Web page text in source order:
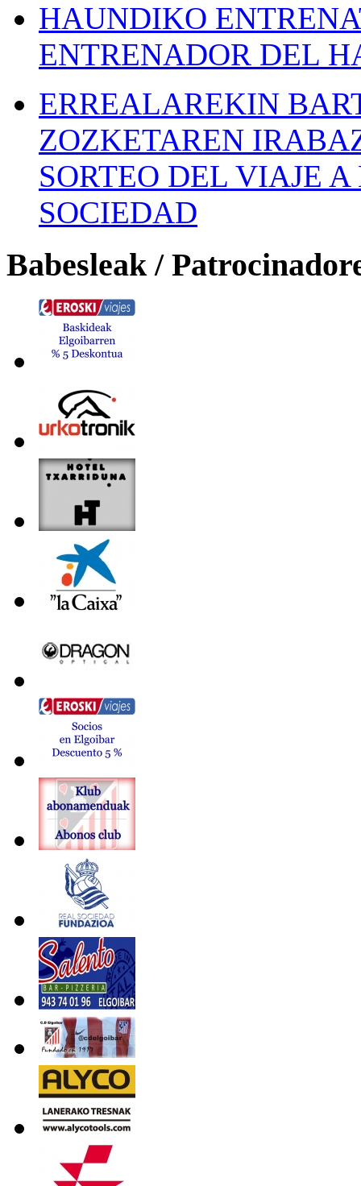
HAUNDIKO
ENTRENADOR DEL
ERREALAREKIN
ZOZKETAREN
SORTEO DEL VIAJE
SOCIEDAD
Babesleak /